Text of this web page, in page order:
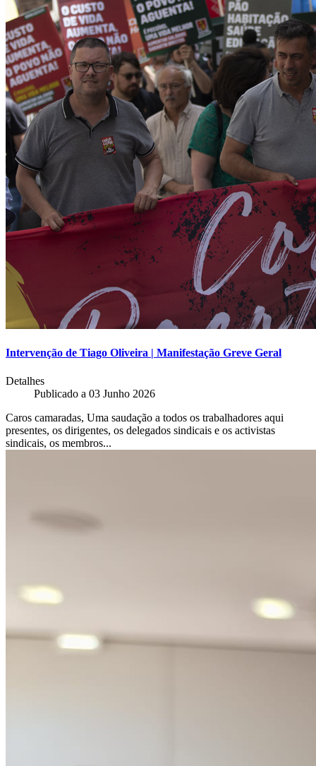
Intervenção de Tiago Oliveira | Manifestação Greve Geral
Detalhes
Publicado a 03 Junho 2026
Caros camaradas, Uma saudação a todos os trabalhadores aqui
presentes, os dirigentes, os delegados sindicais e os activistas
sindicais, os membros...